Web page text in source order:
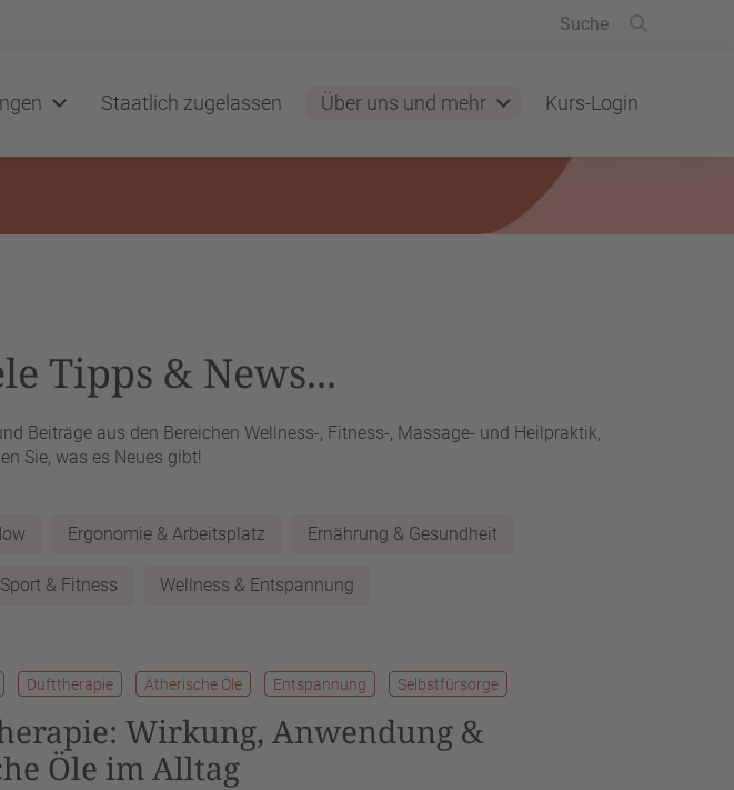
Staatlich zugelassen Über uns und mehr Kurs-Login
Tipps & News...
Beiträge aus den Bereichen Wellness-, Fitness-, Massage- und Heilpraktik,
Sie, was es Neues gibt!
Ergonomie & Arbeitsplatz Ernährung & Gesundheit
Sport & Fitness Wellness & Entspannung
Dufttherapie Ätherische Öle Entspannung Selbstfürsorge
Wirkung, Anwendung &
Öle im Alltag